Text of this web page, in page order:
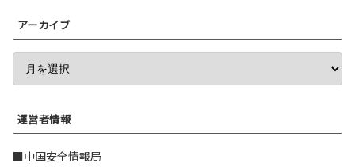
アーカイブ
運営者情報
■中国安全情報局